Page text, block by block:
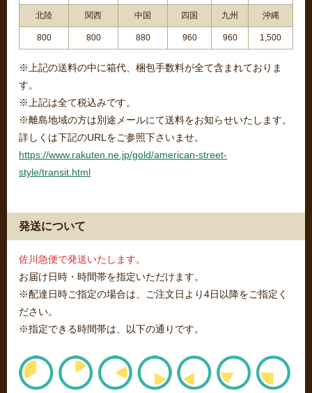
北陸 関西 中国 四国 九州 沖縄
800 800 880 960 960 1,500
※上記の送料の中に箱代、梱包手数料が全て含まれておりま
す。
※上記は全て税込みです。
※離島地域の方は別途メールにて送料をお知らせいたします。
詳しくは下記のURLをご参照下さいませ。
https://www.rakuten.ne.jp/gold/american-street-
style/transit.html
発送について
佐川急便で発送いたします。
お届け日時・時間帯を指定いただけます。
※配達日時ご指定の場合は、ご注文日より4日以降をご指定く
ださい。
※指定できる時間帯は、以下の通りです。